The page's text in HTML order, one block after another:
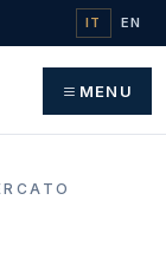
IT EN
MENU